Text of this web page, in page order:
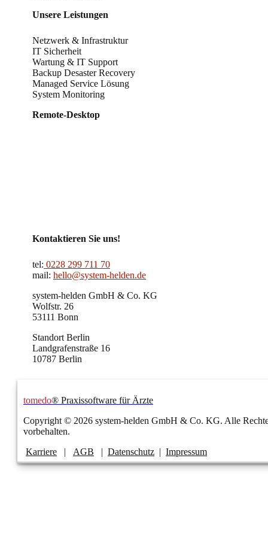
Unsere Leistungen
Netzwerk & Infrastruktur
IT Sicherheit
Wartung & IT Support
Backup Desaster Recovery
Managed Service Lösung
System Monitoring
Remote-Desktop
Kontaktieren Sie uns!
tel: 0228 299 711 70
mail: hello@system-helden.de
system-helden GmbH & Co. KG
Wolfstr. 26
53111 Bonn
Standort Berlin
Landgrafenstraße 16
10787 Berlin
tomedo® Praxissoftware für Ärzte
Copyright © 2026 system-helden GmbH & Co. KG. Alle
vorbehalten.
Karriere | AGB | Datenschutz | Impressum